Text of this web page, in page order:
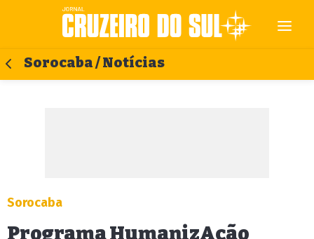
Sorocaba / Notícias
Sorocaba
Programa HumanizAção